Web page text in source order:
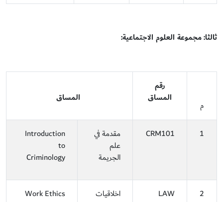
ثالثا: مجموعة العلوم الاجتماعية:
م
رقم
المساق
المساق
1
CRM101
مقدمة في
علم
الجريمة
Introduction
to
Criminology
2
LAW
اخلاقيات
Work Ethics